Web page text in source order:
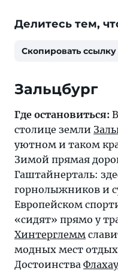
Делитесь тем,
Скопировать ссылку
Зальцбург
Где остановиться:
столице земли
уютном и таком
Зимой прямая
Гаштайнерталь:
горнолыжников и
Европейском
«сидят» прямо у
Хинтерглемм
модных мест
Достоинства Флахау